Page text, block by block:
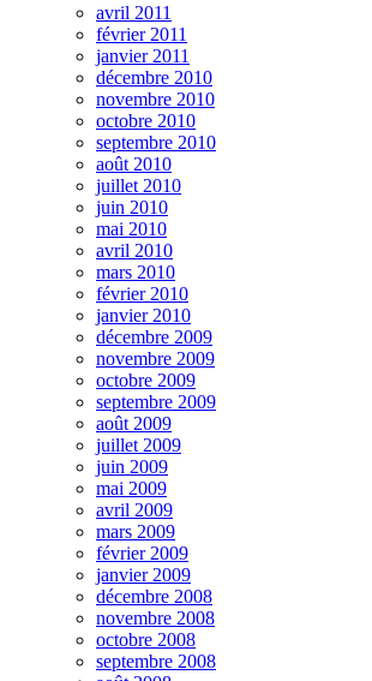
avril 2011
février 2011
janvier 2011
décembre 2010
novembre 2010
octobre 2010
septembre 2010
août 2010
juillet 2010
juin 2010
mai 2010
avril 2010
mars 2010
février 2010
janvier 2010
décembre 2009
novembre 2009
octobre 2009
septembre 2009
août 2009
juillet 2009
juin 2009
mai 2009
avril 2009
mars 2009
février 2009
janvier 2009
décembre 2008
novembre 2008
octobre 2008
septembre 2008